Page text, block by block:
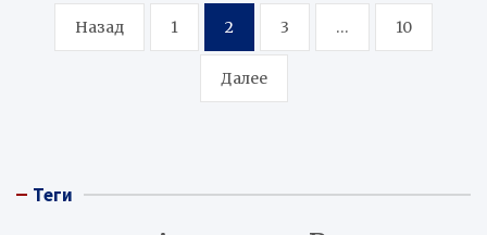
Пагинация
записей
Назад 1 2 3 … 10
Далее
Теги